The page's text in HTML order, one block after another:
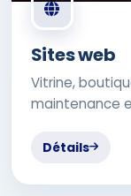
Sites web
Vitrine,
maintenance
Détails